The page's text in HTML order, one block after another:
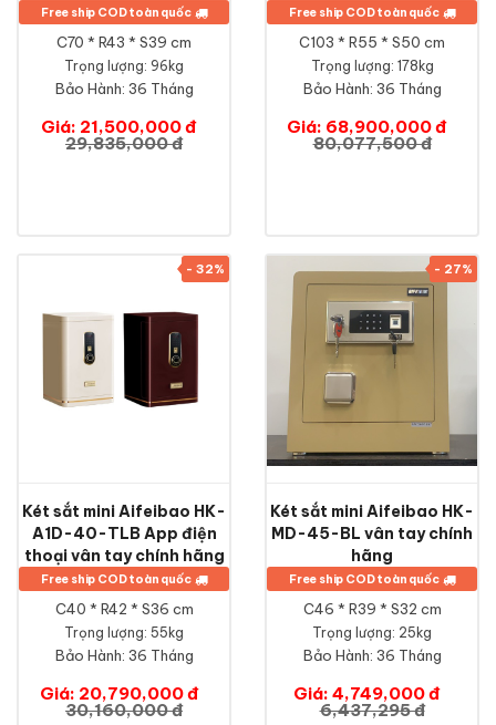
Free ship COD toàn quốc
C70 * R43 * S39 cm
Trọng lượng: 96kg
Bảo Hành: 36 Tháng
Giá: 21,500,000 đ
29,835,000 đ
Free ship COD toàn quốc
C103 * R55 * S50 cm
Trọng lượng: 178kg
Bảo Hành: 36 Tháng
Giá: 68,900,000 đ
80,077,500 đ
- 32%
Két sắt mini Aifeibao HK-
A1D-40-TLB App điện
thoại vân tay chính hãng
Free ship COD toàn quốc
C40 * R42 * S36 cm
Trọng lượng: 55kg
Bảo Hành: 36 Tháng
Giá: 20,790,000 đ
30,160,000 đ
- 27%
Két sắt mini Aifeibao HK-
MD-45-BL vân tay chính
hãng
Free ship COD toàn quốc
C46 * R39 * S32 cm
Trọng lượng: 25kg
Bảo Hành: 36 Tháng
Giá: 4,749,000 đ
6,437,295 đ